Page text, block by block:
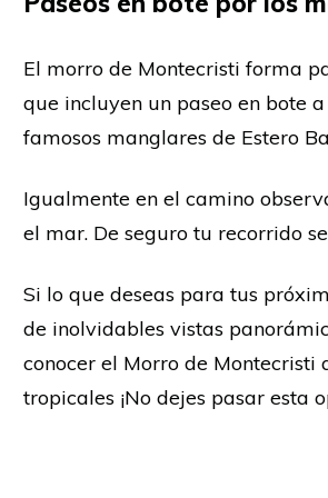
El morro de Montecristi forma
que incluyen un paseo en bote
famosos manglares de Estero
Igualmente en el camino
el mar. De seguro tu recorrido
Si lo que deseas para tus
de inolvidables vistas
conocer el Morro de
tropicales ¡No dejes pasar esta